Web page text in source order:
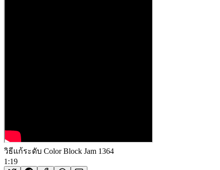
วิธีแก้ระดับ Color Block Jam 1364
1:19